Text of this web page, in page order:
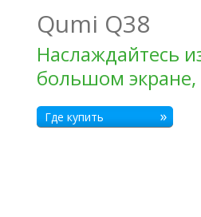
Qumi Q38
Наслаждайтесь
большом
Где купить